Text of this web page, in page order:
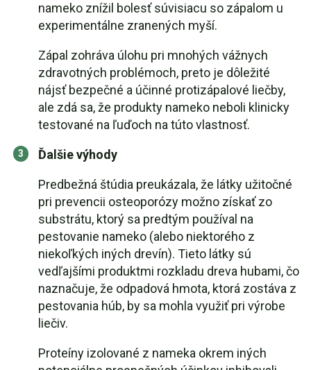
nameko znížil bolesť súvisiacu so zápalom u
experimentálne zranených myší.
Zápal zohráva úlohu pri mnohých vážnych
zdravotných problémoch, preto je dôležité
nájsť bezpečné a účinné protizápalové liečby,
ale zdá sa, že produkty nameko neboli klinicky
testované na ľuďoch na túto vlastnosť.
Ďalšie výhody
Predbežná štúdia preukázala, že látky užitočné
pri prevencii osteoporózy možno získať zo
substrátu, ktorý sa predtým používal na
pestovanie nameko (alebo niektorého z
niekoľkých iných drevín). Tieto látky sú
vedľajšími produktmi rozkladu dreva hubami, čo
naznačuje, že odpadová hmota, ktorá zostáva z
pestovania húb, by sa mohla využiť pri výrobe
liečiv.
Proteíny izolované z nameka okrem iných